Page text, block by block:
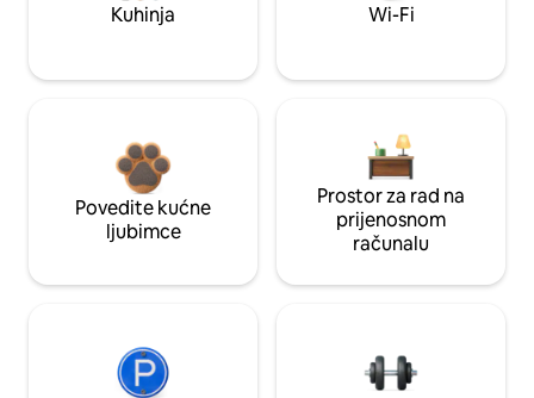
Kuhinja Wi-Fi
Povedite kućne
ljubimce
Prostor za rad na
prijenosnom
računalu